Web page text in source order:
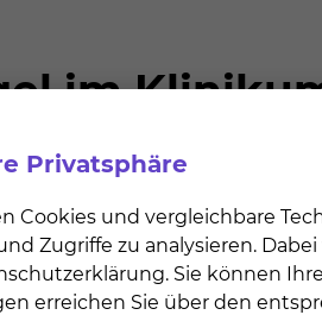
den Verlauf positiv. Sport
Risiko zugesprochen. Bei
Positiv wirken sich
Langlauf im klassischen Stil
Privatsphäre
Cookies und vergleichbare
Zugriffe zu analysieren.
Sie können
erreichen Sie über den